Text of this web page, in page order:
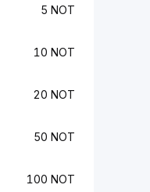
5 NOT
10 NOT
20 NOT
50 NOT
100 NOT